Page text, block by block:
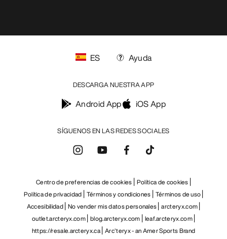
SÍGUENOS EN LAS REDES SOCIALES
ES Ayuda
DESCARGA NUESTRA APP
Android App iOS App
Centro de preferencias de cookies Política de cookies
Política de privacidad Términos y condiciones Términos de uso
Accesibilidad No vender mis datos personales arcteryx.com
outlet.arcteryx.com blog.arcteryx.com leaf.arcteryx.com
https://resale.arcteryx.ca Arc'teryx - an Amer Sports Brand